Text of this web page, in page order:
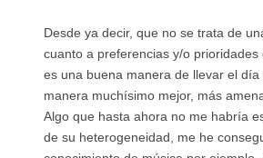
Desde ya decir, que no se trata de
cuanto a preferencias y/o prioridades
es una buena manera de llevar el
manera muchísimo mejor, más
Algo que hasta ahora no me habría
de su heterogeneidad, me he